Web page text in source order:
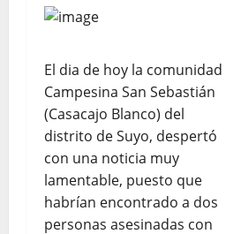
El dia de hoy la comunidad
Campesina San Sebastián
(Casacajo Blanco) del
distrito de Suyo, despertó
con una noticia muy
lamentable, puesto que
habrían encontrado a dos
personas asesinadas con